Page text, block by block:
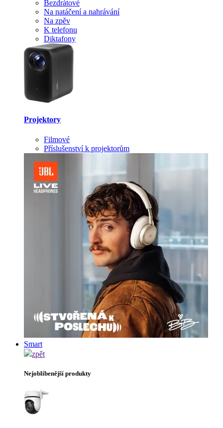
Bezdrátové
Na natáčení a nahrávání
Na zpěv
K telefonu
Diktafony
Projektory
Filmové
Příslušenství k projektorům
Smart
zpět
Nejoblíbenější produkty